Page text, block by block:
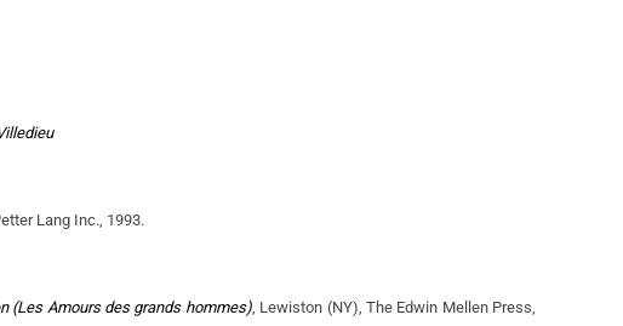
Lang Inc., 1993.
(Les Amours des grands hommes), Lewiston (NY), The Edwin Mellen Press,